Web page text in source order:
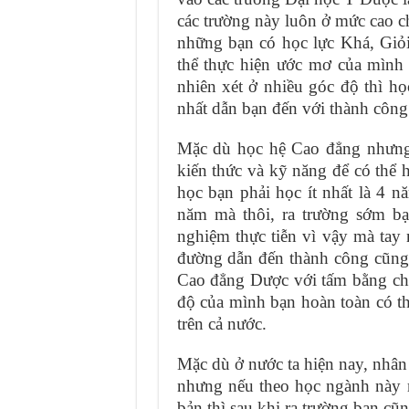
các trường này luôn ở mức cao
những bạn có học lực Khá,
thể thực hiện ước mơ của
nhiên xét ở nhiều góc độ thì
nhất dẫn bạn đến với thành
Mặc dù học hệ Cao đẳng
kiến thức và kỹ năng để có thể
học bạn phải học ít nhất là 4
năm mà thôi, ra trường sớm
nghiệm thực tiễn vì vậy mà tay
đường dẫn đến thành công
Cao đẳng Dược với tấm bằng
độ của mình bạn hoàn toàn có
trên cả nước.
Mặc dù ở nước ta hiện nay,
nhưng nếu theo học ngành